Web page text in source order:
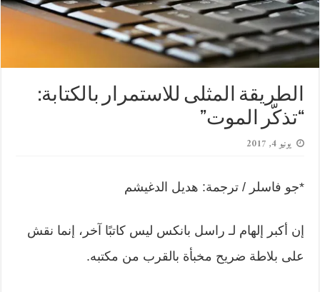
الطريقة المثلى للاستمرار بالكتابة:
“تذكّر الموت”
يونيو 4, 2017
*جو فاسلر / ترجمة: هديل الدغيشم
إن أكبر إلهام لـ راسل بانكس ليس كاتبًا آخر، إنما نقش
على بلاطة ضريح مخبأة بالقرب من مكتبه.